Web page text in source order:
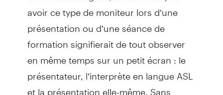
avoir ce type de moniteur lors d’une
présentation ou d’une séance de
formation signifierait de tout observer
en même temps sur un petit écran : le
présentateur, l’interprète en langue ASL
et la présentation elle-même. Sans